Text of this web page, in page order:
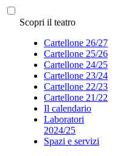
Scopri il teatro
Cartellone 26/27
Cartellone 25/26
Cartellone 24/25
Cartellone 23/24
Cartellone 22/23
Cartellone 21/22
Il calendario
Laboratori
2024/25
Spazi e servizi